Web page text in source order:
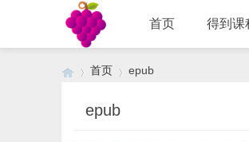
首页 得到课
首页 epub
epub